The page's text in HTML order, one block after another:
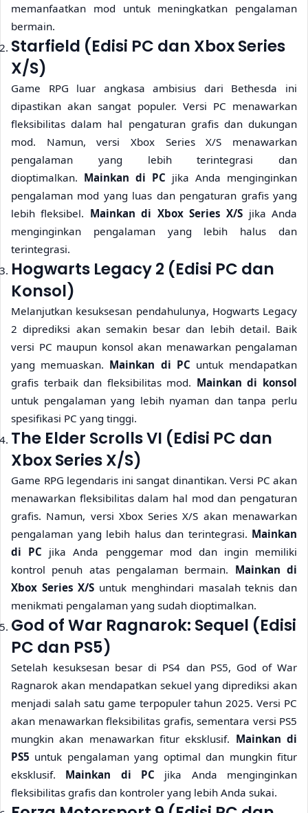
memanfaatkan mod untuk meningkatkan pengalaman
bermain.
Starfield (Edisi PC dan Xbox Series
X/S)
Game RPG luar angkasa ambisius dari Bethesda ini
dipastikan akan sangat populer. Versi PC menawarkan
fleksibilitas dalam hal pengaturan grafis dan dukungan
mod. Namun, versi Xbox Series X/S menawarkan
pengalaman yang lebih terintegrasi dan
dioptimalkan. Mainkan di PC jika Anda menginginkan
pengalaman mod yang luas dan pengaturan grafis yang
lebih fleksibel. Mainkan di Xbox Series X/S jika Anda
menginginkan pengalaman yang lebih halus dan
terintegrasi.
Hogwarts Legacy 2 (Edisi PC dan
Konsol)
Melanjutkan kesuksesan pendahulunya, Hogwarts Legacy
2 diprediksi akan semakin besar dan lebih detail. Baik
versi PC maupun konsol akan menawarkan pengalaman
yang memuaskan. Mainkan di PC untuk mendapatkan
grafis terbaik dan fleksibilitas mod. Mainkan di konsol
untuk pengalaman yang lebih nyaman dan tanpa perlu
spesifikasi PC yang tinggi.
The Elder Scrolls VI (Edisi PC dan
Xbox Series X/S)
Game RPG legendaris ini sangat dinantikan. Versi PC akan
menawarkan fleksibilitas dalam hal mod dan pengaturan
grafis. Namun, versi Xbox Series X/S akan menawarkan
pengalaman yang lebih halus dan terintegrasi. Mainkan
di PC jika Anda penggemar mod dan ingin memiliki
kontrol penuh atas pengalaman bermain. Mainkan di
Xbox Series X/S untuk menghindari masalah teknis dan
menikmati pengalaman yang sudah dioptimalkan.
God of War Ragnarok: Sequel (Edisi
PC dan PS5)
Setelah kesuksesan besar di PS4 dan PS5, God of War
Ragnarok akan mendapatkan sekuel yang diprediksi akan
menjadi salah satu game terpopuler tahun 2025. Versi PC
akan menawarkan fleksibilitas grafis, sementara versi PS5
mungkin akan menawarkan fitur eksklusif. Mainkan di
PS5 untuk pengalaman yang optimal dan mungkin fitur
eksklusif. Mainkan di PC jika Anda menginginkan
fleksibilitas grafis dan kontroler yang lebih Anda sukai.